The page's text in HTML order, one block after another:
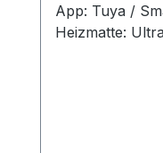
App: Tuya /
Heizmatte: